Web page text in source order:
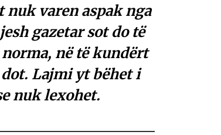
varen aspak nga
gazetar sot do të
në të kundërt
dot. Lajmi yt bëhet i
nuk lexohet.